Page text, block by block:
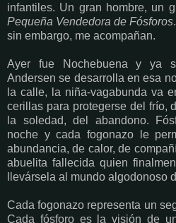
infantiles. Un gran hombre, un
Pequeña Vendedora de Fósforos
sin embargo, me acompañan.
Ayer fue Nochebuena y ya
Andersen se desarrolla en esa
la calle, la niña-vagabunda va
cerillas para protegerse del frío,
la soledad, del abandono.
noche y cada fogonazo le
abundancia, de calor, de
abuelita fallecida quien
llevársela al mundo algodonoso
Cada fogonazo representa un
Cada fósforo es la visión de